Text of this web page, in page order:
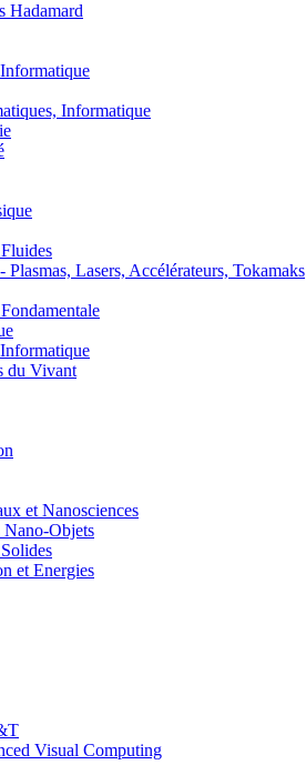
Hadamard
Informatique
Lasers, Accélérateurs, Tokamaks
du Vivant
et Nanosciences
Objets
et Energies
Visual Computing